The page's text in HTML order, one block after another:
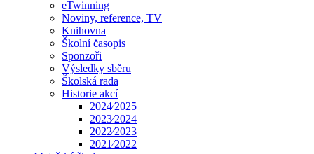
eTwinning
Noviny, reference, TV
Knihovna
Školní časopis
Sponzoři
Výsledky sběru
Školská rada
Historie akcí
2024⁄2025
2023⁄2024
2022⁄2023
2021⁄2022